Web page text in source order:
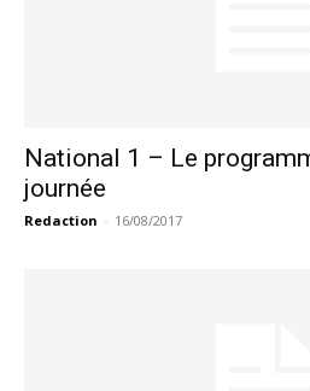
National 1 – Le
journée
Redaction - 16/08/2017